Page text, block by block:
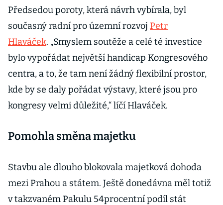
Předsedou poroty, která návrh vybírala, byl
současný radní pro územní rozvoj Petr
Hlaváček. „Smyslem soutěže a celé té investice
bylo vypořádat největší handicap Kongresového
centra, a to, že tam není žádný flexibilní prostor,
kde by se daly pořádat výstavy, které jsou pro
kongresy velmi důležité,“ líčí Hlaváček.
Pomohla směna majetku
Stavbu ale dlouho blokovala majetková dohoda
mezi Prahou a státem. Ještě donedávna měl totiž
v takzvaném Pakulu 54procentní podíl stát